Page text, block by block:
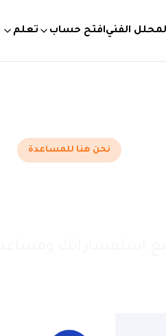
الفنيافتح حساب تعلم
نحن هنا للمساعدة